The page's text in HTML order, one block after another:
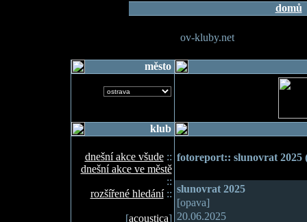
domů
ov-kluby.net
město
klub
dnešní akce všude::
dnešní akce ve městě
::
rozšířené hledání::
[acoustica]
fotoreport:: slunovrat 2025
slunovrat 2025
[opava]
20.06.2025